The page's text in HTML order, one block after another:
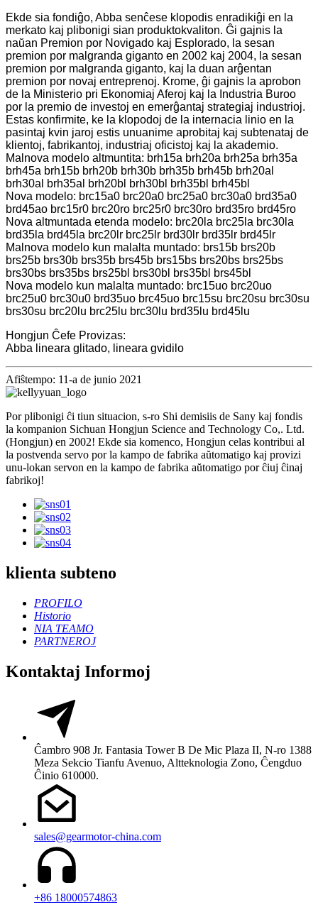
Ekde sia fondiĝo, Abba senĉese klopodis enradikiĝi en la
merkato kaj plibonigi sian produktokvaliton. Ĝi gajnis la
naŭan Premion por Novigado kaj Esplorado, la sesan
premion por malgranda giganto en 2002 kaj 2004, la sesan
premion por malgranda giganto, kaj la duan arĝentan
premion por novaj entreprenoj. Krome, ĝi gajnis la aprobon
de la Ministerio pri Ekonomiaj Aferoj kaj la Industria Buroo
por la premio de investoj en emerĝantaj strategiaj industrioj.
Estas konfirmite, ke la klopodoj de la internacia linio en la
pasintaj kvin jaroj estis unuanime aprobitaj kaj subtenataj de
klientoj, fabrikantoj, industriaj oficistoj kaj la akademio.
Malnova modelo altmuntita: brh15a brh20a brh25a brh35a
brh45a brh15b brh20b brh30b brh35b brh45b brh20al
brh30al brh35al brh20bl brh30bl brh35bl brh45bl
Nova modelo: brc15a0 brc20a0 brc25a0 brc30a0 brd35a0
brd45ao brc15r0 brc20ro brc25r0 brc30ro brd35ro brd45ro
Nova altmuntada etenda modelo: brc20la brc25la brc30la
brd35la brd45la brc20lr brc25lr brd30lr brd35lr brd45lr
Malnova modelo kun malalta muntado: brs15b brs20b
brs25b brs30b brs35b brs45b brs15bs brs20bs brs25bs
brs30bs brs35bs brs25bl brs30bl brs35bl brs45bl
Nova modelo kun malalta muntado: brc15uo brc20uo
brc25u0 brc30u0 brd35uo brc45uo brc15su brc20su brc30su
brs30su brc20lu brc25lu brc30lu brd35lu brd45lu
Hongjun Ĉefe Provizas:
Abba lineara glitado, lineara gvidilo
Afiŝtempo: 11-a de junio 2021
Por plibonigi ĉi tiun situacion, s-ro Shi demisiis de Sany kaj fondis
la kompanion Sichuan Hongjun Science and Technology Co,. Ltd.
(Hongjun) en 2002! Ekde sia komenco, Hongjun celas kontribui al
la postvenda servo por la kampo de fabrika aŭtomatigo kaj provizi
unu-lokan servon en la kampo de fabrika aŭtomatigo por ĉiuj ĉinaj
fabrikoj!
klienta subteno
PROFILO
Historio
NIA TEAMO
PARTNEROJ
Kontaktaj Informoj
Ĉambro 908 Jr. Fantasia Tower B De Mic Plaza II, N-ro 1388
Meza Sekcio Tianfu Avenuo, Altteknologia Zono, Ĉengduo
Ĉinio 610000.
sales@gearmotor-china.com
+86 18000574863